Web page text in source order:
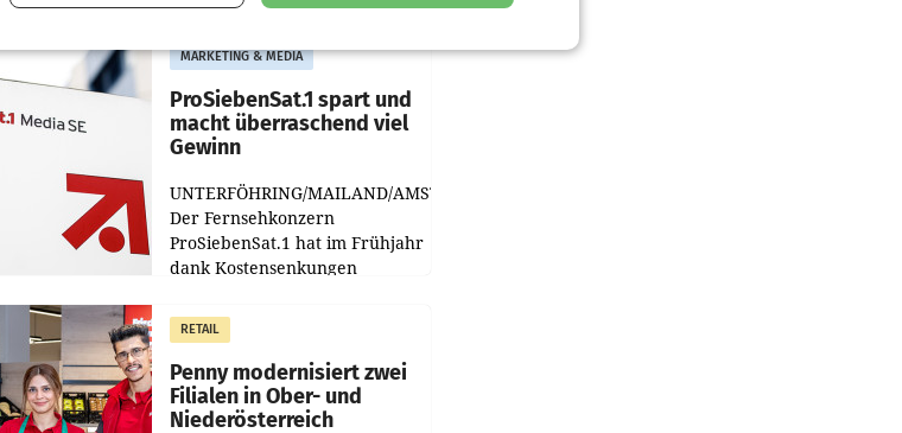
MARKETING & MEDIA
ProSiebenSat.1 spart und
macht überraschend viel
Gewinn
UNTERFÖHRING/MAILAND/AMSTERDAM.
Der Fernsehkonzern
ProSiebenSat.1 hat im Frühjahr
dank Kostensenkungen
gemacht und die
Markterwartung deutlich
übertroffen.
RETAIL
Penny modernisiert zwei
Filialen in Ober- und
Niederösterreich